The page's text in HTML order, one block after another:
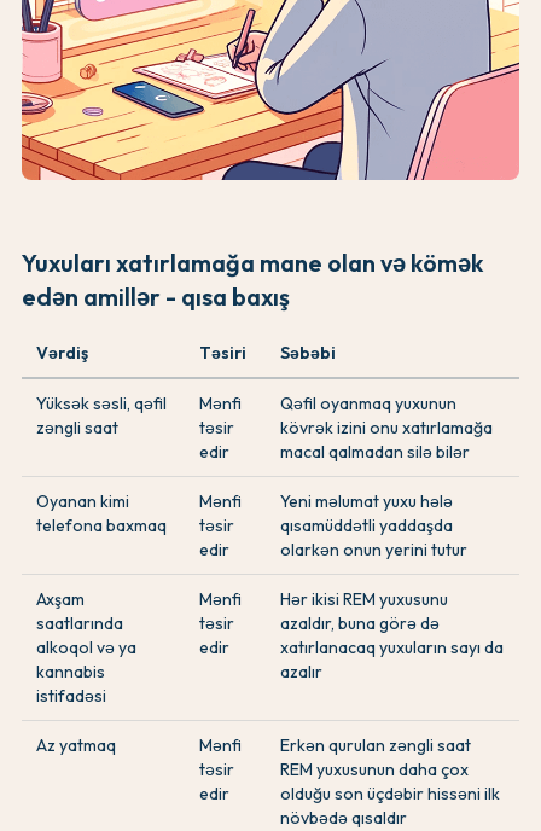
Yuxuları xatırlamağa mane olan və kömək
edən amillər - qısa baxış
Vərdiş Təsiri Səbəbi
Yüksək səsli, qəfil
zəngli saat
Mənfi
təsir
edir
Qəfil oyanmaq yuxunun
kövrək izini onu xatırlamağa
macal qalmadan silə bilər
Oyanan kimi
telefona baxmaq
Mənfi
təsir
edir
Yeni məlumat yuxu hələ
qısamüddətli yaddaşda
olarkən onun yerini tutur
Axşam
saatlarında
alkoqol və ya
kannabis
istifadəsi
Mənfi
təsir
edir
Hər ikisi REM yuxusunu
azaldır, buna görə də
xatırlanacaq yuxuların sayı da
azalır
Az yatmaq
Mənfi
təsir
edir
Erkən qurulan zəngli saat
REM yuxusunun daha çox
olduğu son üçdəbir hissəni ilk
növbədə qısaldır